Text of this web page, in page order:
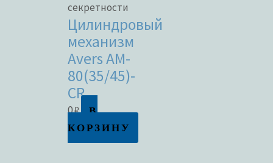
секретности
Цилиндровый
механизм
Avers AM-
80(35/45)-
CR
0₽
В
КОРЗИНУ